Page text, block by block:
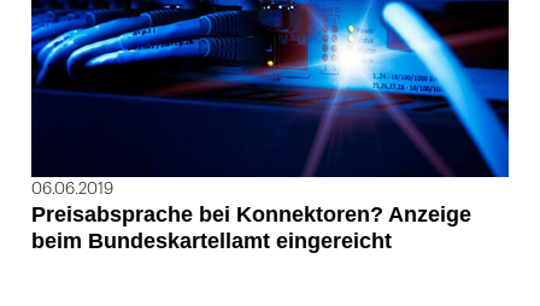
06.06.2019
Preisabsprache bei Konnektoren? Anzeige
beim Bundeskartellamt eingereicht